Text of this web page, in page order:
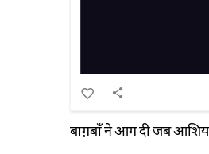
बाग़बाँ ने आग दी जब